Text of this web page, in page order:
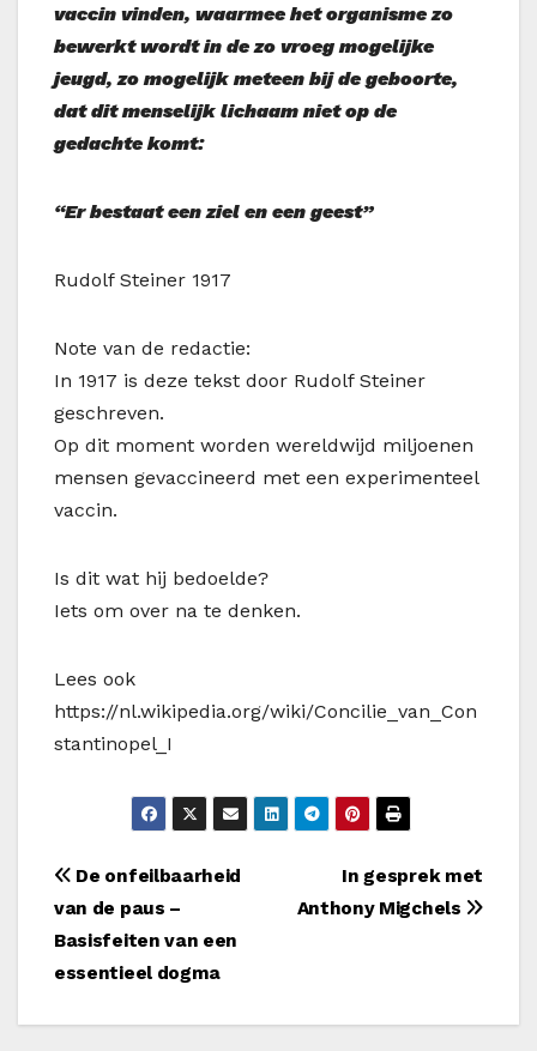
vaccin vinden, waarmee het organisme zo
bewerkt wordt in de zo vroeg mogelijke
jeugd, zo mogelijk meteen bij de geboorte,
dat dit menselijk lichaam niet op de
gedachte komt:
“Er bestaat een ziel en een geest”
Rudolf Steiner 1917
Note van de redactie:
In 1917 is deze tekst door Rudolf Steiner
geschreven.
Op dit moment worden wereldwijd miljoenen
mensen gevaccineerd met een experimenteel
vaccin.
Is dit wat hij bedoelde?
Iets om over na te denken.
Lees ook
https://nl.wikipedia.org/wiki/Concilie_van_Con
stantinopel_I
Bericht
navigatie
In gesprek met
Anthony Migchels
De onfeilbaarheid
van de paus –
Basisfeiten van een
essentieel dogma